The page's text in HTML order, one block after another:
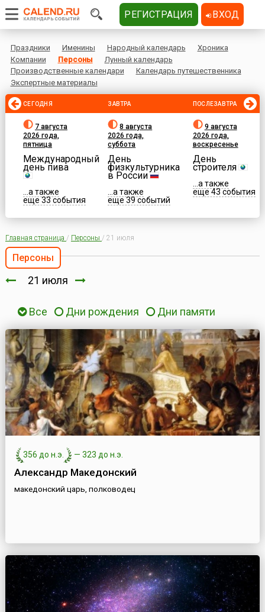
Праздники Именины Народный календарь
Хроника
Компании
Персоны
Лунный календарь
Производственные календари
Календарь путешественника
Экспертные материалы
СЕГОДНЯ
7 августа
2026 года,
пятница
Международный
день пива
...а также
еще 33 события
ЗАВТРА
8 августа
2026 года,
суббота
День
физкультурника
в России
...а также
еще 39 событий
ПОСЛЕЗАВТРА
9 августа
2026 года,
воскресенье
День
строителя
...а также
еще 43 события
Главная страница / Персоны / 21 июля
Персоны
21 июля
Все Дни рождения Дни памяти
356 до н.э. — 323 до н.э.
Александр Македонский
македонский царь, полководец
РЕГИСТРАЦИЯ ВХОД